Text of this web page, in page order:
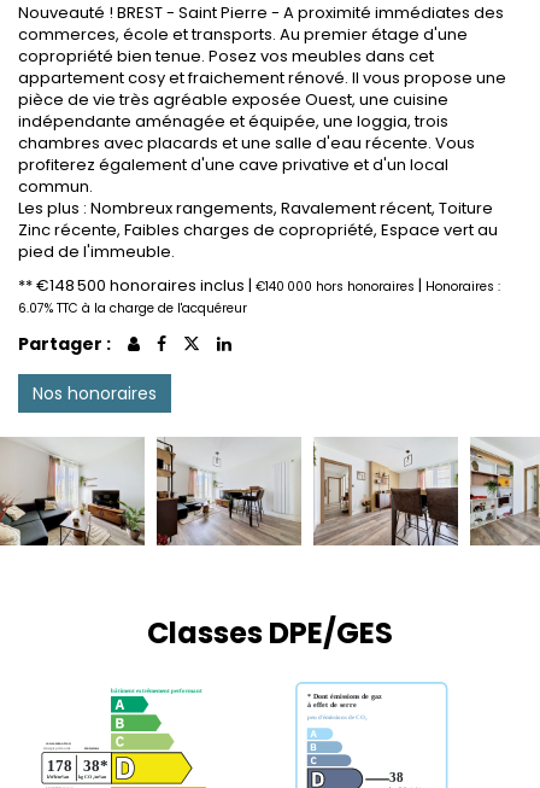
Nouveauté ! BREST - Saint Pierre - A proximité immédiates des
commerces, école et transports. Au premier étage d'une
copropriété bien tenue. Posez vos meubles dans cet
appartement cosy et fraichement rénové. Il vous propose une
pièce de vie très agréable exposée Ouest, une cuisine
indépendante aménagée et équipée, une loggia, trois
chambres avec placards et une salle d'eau récente. Vous
profiterez également d'une cave privative et d'un local
commun.
Les plus : Nombreux rangements, Ravalement récent, Toiture
Zinc récente, Faibles charges de copropriété, Espace vert au
pied de l'immeuble.
** €148 500 honoraires inclus | €140 000 hors honoraires | Honoraires :
6.07% TTC à la charge de l'acquéreur
Partager :
Nos honoraires
Classes DPE/GES